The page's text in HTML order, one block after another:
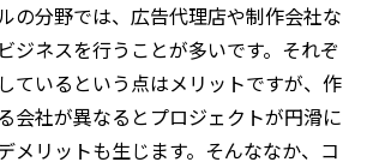
の分野では、広告代理店や制作会社な
ジネスを行うことが多いです。それぞ
ているという点はメリットですが、作
会社が異なるとプロジェクトが円滑に
メリットも生じます。そんななか、コ